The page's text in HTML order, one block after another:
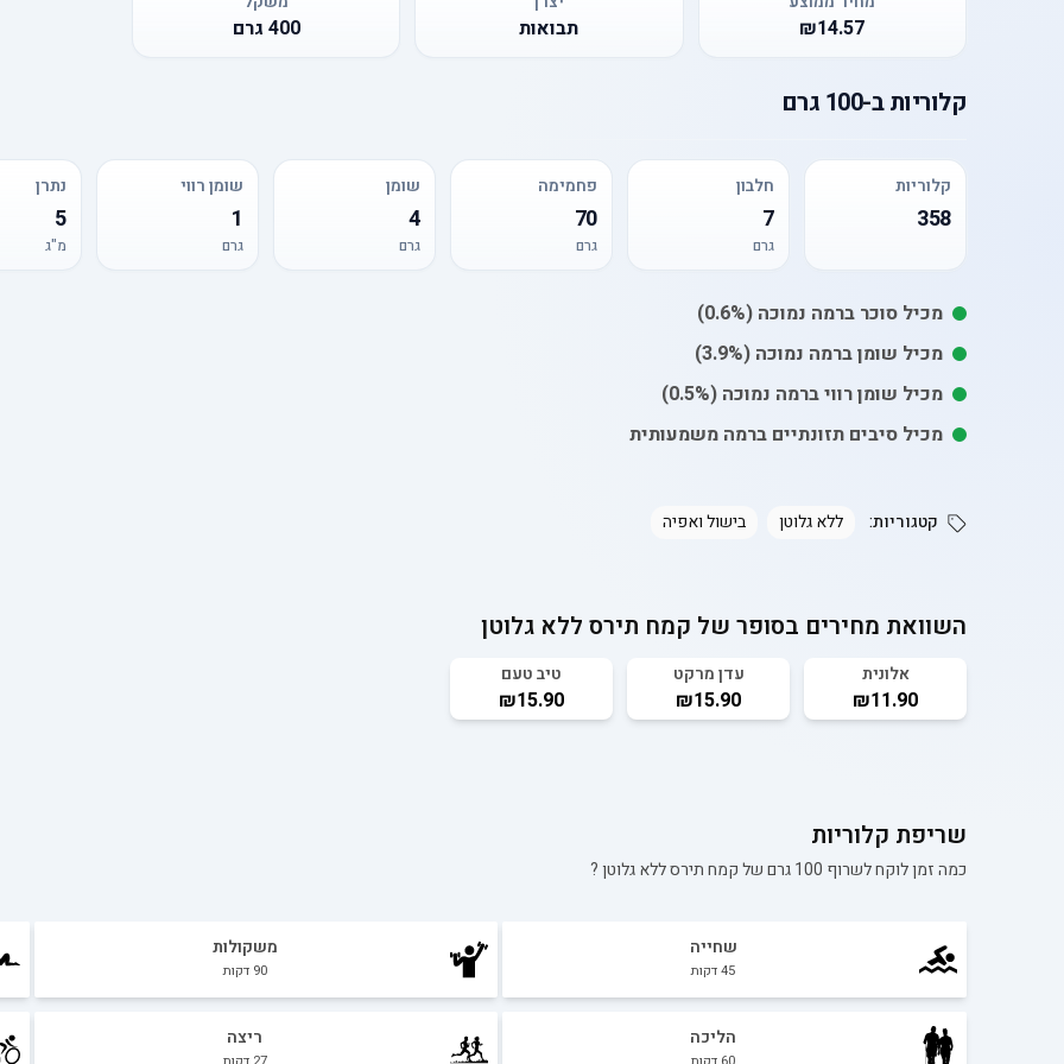
₪14.57 תבואות 400 גרם
קלוריותב-100 גרם
קלוריות
358
חלבון
7
גרם
פחמימה
70
גרם
שומן
4
גרם
שומן רווי
1
גרם
נתרן
5
מ"ג
מכיל סוכר ברמה נמוכה (0.6%)
מכיל שומןברמה נמוכה (3.9%)
מכיל שומן רוויברמה נמוכה (0.5%)
מכיל סיבים תזונתיים ברמה משמעותית
קטגוריות: ללא גלוטן בישול ואפיה
השוואת מחירים בסופר של קמח תירס ללא גלוטן
אלונית
₪11.90
עדן מרקט
₪15.90
טיב טעם
₪15.90
שריפת קלוריות
כמה זמן לוקח לשרוף 100 גרם של קמח תירס ללא גלוטן?
שחייה
45דקות
משקולות
90 דקות
הליכה ריצה